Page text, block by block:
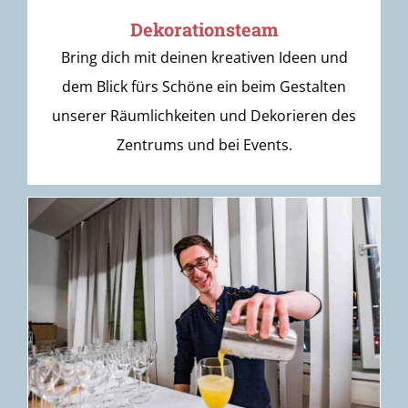
Dekorationsteam
Bring dich mit deinen kreativen Ideen und
dem Blick fürs Schöne ein beim Gestalten
unserer Räumlichkeiten und Dekorieren des
Zentrums und bei Events.